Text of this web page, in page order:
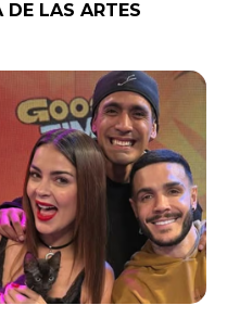
DE LAS ARTES